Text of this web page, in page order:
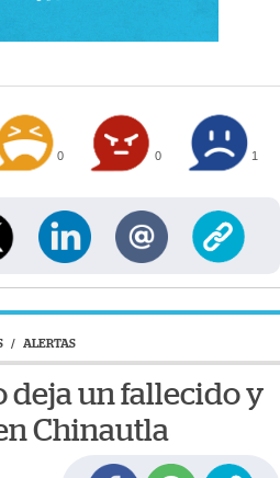
0 0 1
/ ALERTAS
deja un fallecido y
Chinautla